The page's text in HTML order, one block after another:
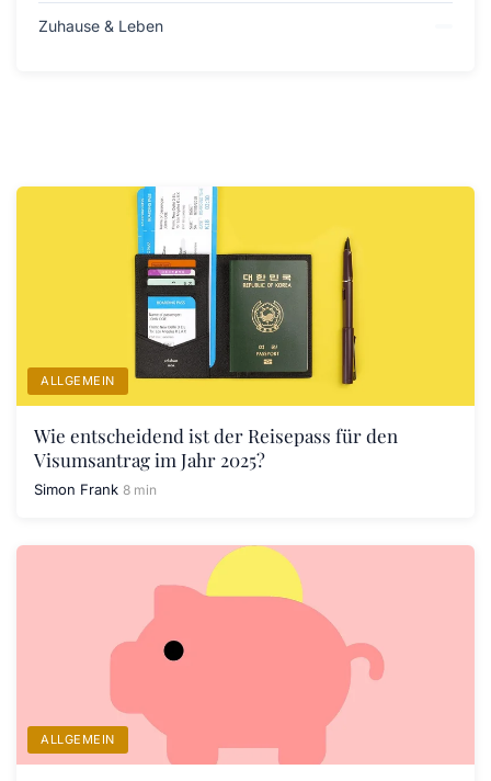
Zuhause & Leben
ALLGEMEIN
Wie entscheidend ist der Reisepass für den
Visumsantrag im Jahr 2025?
Simon Frank 8 min
ALLGEMEIN